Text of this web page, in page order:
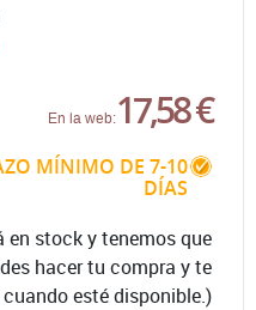
En la web:17,58 €
MÍNIMO DE 7-10
DÍAS
en stock y tenemos que
hacer tu compra y te
esté disponible.)